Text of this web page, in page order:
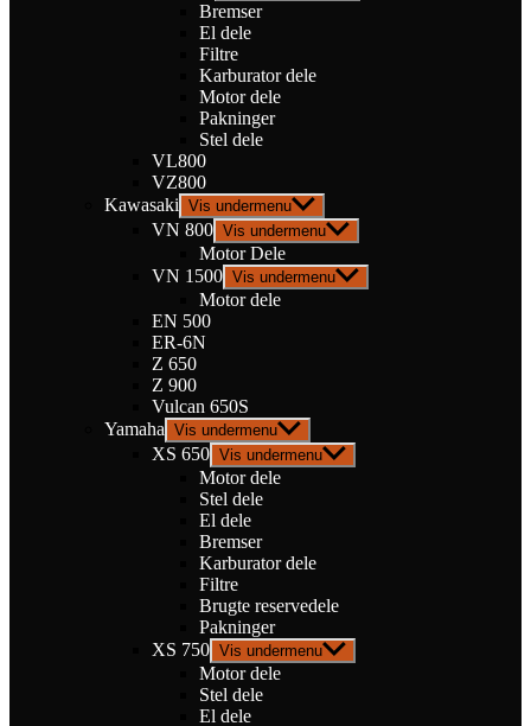
Bremser
El dele
Filtre
Karburator dele
Motor dele
Pakninger
Stel dele
VL800
VZ800
Kawasaki Vis undermenu
VN 800 Vis undermenu
Motor Dele
VN 1500 Vis undermenu
Motor dele
EN 500
ER-6N
Z 650
Z 900
Vulcan 650S
Yamaha Vis undermenu
XS 650 Vis undermenu
Motor dele
Stel dele
El dele
Bremser
Karburator dele
Filtre
Brugte reservedele
Pakninger
XS 750 Vis undermenu
Motor dele
Stel dele
El dele